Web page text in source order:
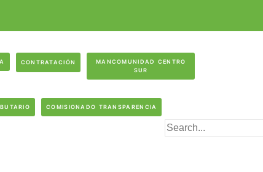
CONTRATACIÓN
MANCOMUNIDAD CENTRO
SUR
COMISIONADO TRANSPARENCIA